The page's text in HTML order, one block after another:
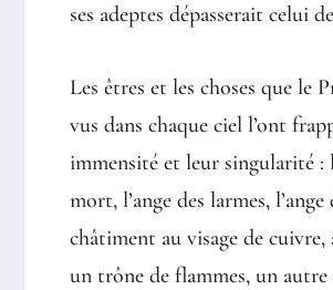
ses adeptes dépasserait celui
Les êtres et les choses que le
vus dans chaque ciel l’ont
immensité et leur singularité :
mort, l’ange des larmes, l’ange
châtiment au visage de cuivre,
un trône de flammes, un autre